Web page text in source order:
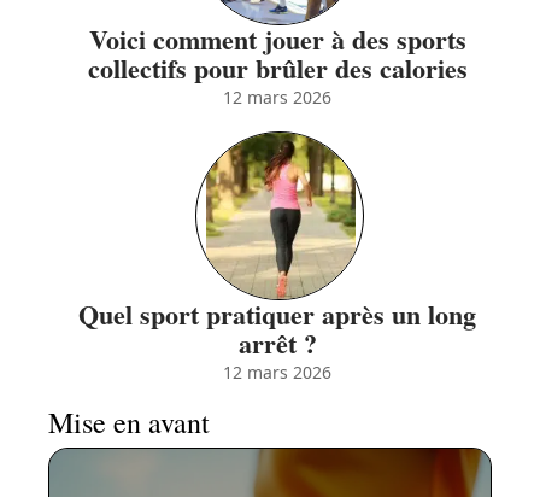
Voici comment jouer à des sports
collectifs pour brûler des calories
12 mars 2026
Quel sport pratiquer après un long
arrêt ?
12 mars 2026
Mise en avant